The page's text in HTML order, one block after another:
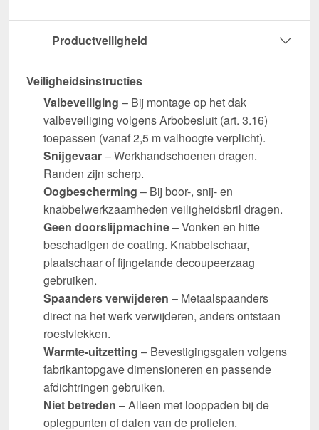
Productveiligheid
Veiligheidsinstructies
Valbeveiliging – Bij montage op het dak
valbeveiliging volgens Arbobesluit (art. 3.16)
toepassen (vanaf 2,5 m valhoogte verplicht).
Snijgevaar– Werkhandschoenen dragen.
Randen zijn scherp.
Oogbescherming – Bij boor-, snij- en
knabbelwerkzaamheden veiligheidsbril dragen.
Geen doorslijpmachine– Vonken en hitte
beschadigen de coating. Knabbelschaar,
plaatschaar of fijngetande decoupeerzaag
gebruiken.
Spaanders verwijderen – Metaalspaanders
direct na het werk verwijderen, anders ontstaan
roestvlekken.
Warmte-uitzetting – Bevestigingsgaten volgens
fabrikantopgave dimensioneren en passende
afdichtringen gebruiken.
Niet betreden – Alleen met looppaden bij de
oplegpunten of dalen van de profielen.